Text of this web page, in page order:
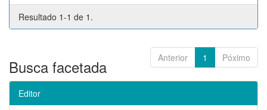
Resultado 1-1 de 1.
Anterior 1 Póximo
Busca facetada
Editor